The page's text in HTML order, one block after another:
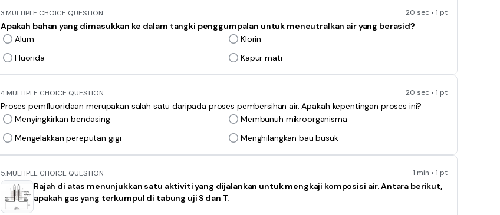
3.MULTIPLE CHOICE QUESTION 20 sec • 1 pt
Apakah bahan yang dimasukkan ke dalam tangki penggumpalan untuk meneutralkan air yang berasid?
Alum
Klorin
Fluorida
Kapur mati
4.MULTIPLE CHOICE QUESTION 20 sec • 1 pt
Proses pemfluoridaan merupakan salah satu daripada proses pembersihan air. Apakah kepentingan proses ini?
Menyingkirkan bendasing
Membunuh mikroorganisma
Mengelakkan pereputan gigi
Menghilangkan bau busuk
5.MULTIPLE CHOICE QUESTION 1 min • 1 pt
Rajah di atas menunjukkan satu aktiviti yang dijalankan untuk mengkaji komposisi air. Antara berikut,
apakah gas yang terkumpul di tabung uji S dan T.